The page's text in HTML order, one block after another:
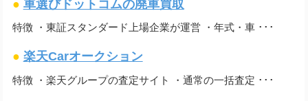
● 車選びドットコムの廃車買取
特徴 ・東証スタンダード上場企業が運営 ・年式・車 ･･･
● 楽天Carオークション
特徴 ・楽天グループの査定サイト ・通常の一括査定 ･･･